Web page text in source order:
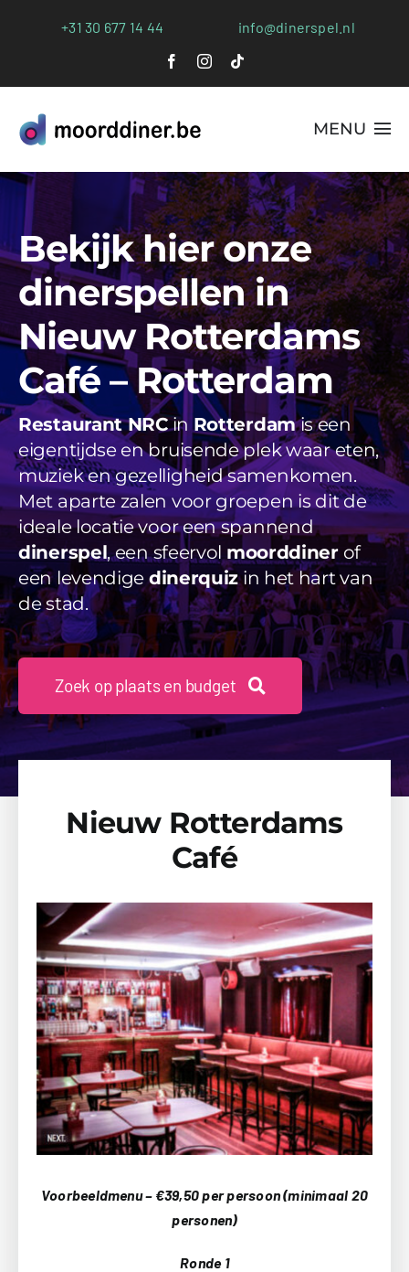
+31 30 677 14 44 info@dinerspel.nl
MENU
Alle Spellen
Plaatsen
Webshop
FAQs
Blog
Videos
Uitjes
Beschikbaarheid Aanvragen
Bekijk hier onze
dinerspellen in
Nieuw Rotterdams
Café – Rotterdam
Restaurant NRCinRotterdamis een
eigentijdse en bruisende plek waar eten,
muziek en gezelligheid samenkomen.
Met aparte zalen voor groepen is dit de
ideale locatie voor een spannend
dinerspel, een sfeervol moorddinerof
een levendige dinerquizin het hart van
de stad.
Zoek op plaats en budget
Nieuw Rotterdams
Café
Voorbeeldmenu – €39,50 per persoon (minimaal 20
personen)
Ronde 1